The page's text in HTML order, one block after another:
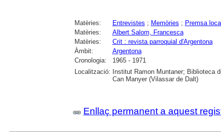
Matèries: Entrevistes ; Memòries ; Premsa
Matèries:
Albert Salom, Francesca
Matèries:
Crit : revista parroquial d'Argentona
Àmbit:
Argentona
Cronologia:
1965 - 1971
Localització: Institut Ramon Muntaner; Biblioteca
Can Manyer (Vilassar de Dalt)
Enllaç permanent a aquest